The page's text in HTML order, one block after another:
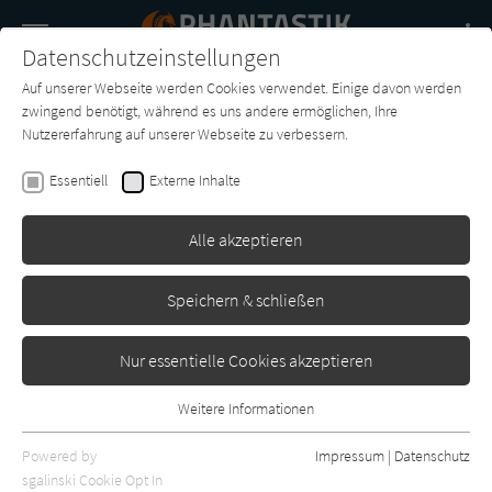
SUCHE
Buch-
Entdecker
Forum Charts
Kristine Kathryn Rusch
Paloma
Erschienen: Januar 2008
Datenschutzeinstellungen
Auf unserer Webseite werden Cookies verwendet. Einige davon werden
zwingend benötigt, während es uns andere ermöglichen, Ihre
Nutzererfahrung auf unserer Webseite zu verbessern.
Essentiell Externe Inhalte
Alle akzeptieren
Speichern & schließen
Nur essentielle Cookies akzeptieren
Essentielle Cookies werden für grundlegende Funktionen der
Webseite benötigt. Dadurch ist gewährleistet, dass die Webseite
Weitere Informationen
Powered by
sgalinski Cookie Opt In
Impressum | Datenschutz